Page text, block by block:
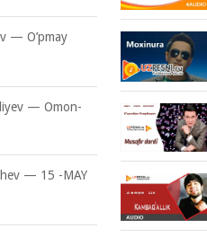
— O’pmay
— Omon-
— 15 -MAY